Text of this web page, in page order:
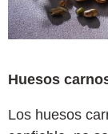
Huesos
Los huesos